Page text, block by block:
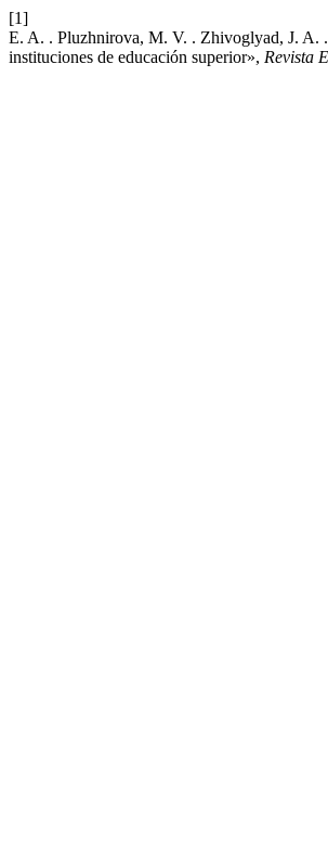
[1]
E. A. . Pluzhnirova, M. V. . Zhivoglyad, J. A.
instituciones de educación superior», Revista